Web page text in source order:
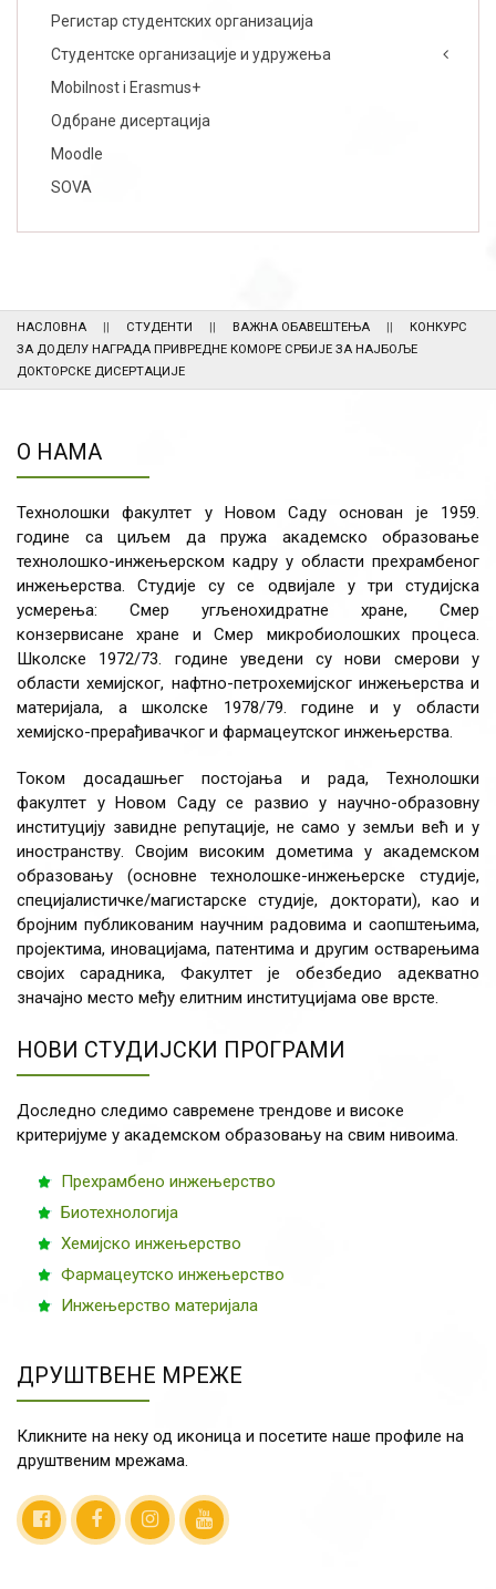
Регистар студентских организација
Студентске организације и удружења
Mobilnost i Erasmus+
Одбране дисертација
Moodle
SOVA
НАСЛОВНА СТУДЕНТИ ВАЖНА ОБАВЕШТЕЊА
КОНКУРС
ЗА ДОДЕЛУ НАГРАДА ПРИВРЕДНЕ КОМОРЕ СРБИЈЕ ЗА НАЈБОЉЕ
ДОКТОРСКЕ ДИСЕРТАЦИЈЕ
О НАМА
Технолошки факултет у Новом Саду основан је 1959.
године са циљем да пружа академско образовање
технолошко-инжењерском кадру у области прехрамбеног
инжењерства. Студије су се одвијале у три студијска
усмерења: Смер угљенохидратне хране, Смер
конзервисане хране и Смер микробиолошких процеса.
Школске 1972/73. године уведени су нови смерови у
области хемијског, нафтно-петрохемијског инжењерства и
материјала, а школске 1978/79. године и у области
хемијско-прерађивачког и фармацеутског инжењерства.
Током досадашњег постојања и рада, Технолошки
факултет у Новом Саду се развио у научно-образовну
институцију завидне репутације, не само у земљи већ и у
иностранству. Својим високим дометима у академском
образовању (основне технолошке-инжењерске студије,
специјалистичке/магистарске студије, докторати), као и
бројним публикованим научним радовима и саопштењима,
пројектима, иновацијама, патентима и другим остварењима
својих сарадника, Факултет је обезбедио адекватно
значајно место међу елитним институцијама ове врсте.
НОВИ СТУДИЈСКИ ПРОГРАМИ
Доследно следимо савремене трендове и високе
критеријуме у академском образовању на свим нивоима.
Прехрамбено инжењерство
Биотехнологија
Хемијско инжењерство
Фармацеутско инжењерство
Инжењерство материјала
ДРУШТВЕНЕ МРЕЖЕ
Кликните на неку од иконица и посетите наше профиле на
друштвеним мрежама.